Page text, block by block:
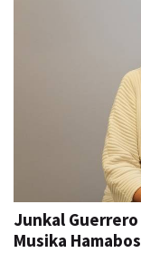
Junkal
Musika